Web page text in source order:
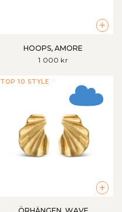
+
HOOPS, AMORE
1 000 kr
TOP 10 STYLE
+